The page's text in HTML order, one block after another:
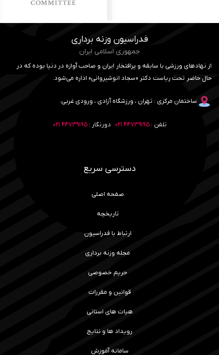
فدراسیون وزنه برداری
جمهوری اسلامی ایران
از نهادهای ورزشی با سابقه و پرافتخار ایران و صاحب آوازه در دنیا بوده که در
حال حاضر تحت ریاست دکتر «سجاد انوشیروانی» اداره می‌شود.
ساختمان مرکزی : تهران ، ورزشگاه آزادی ، ورودی غربی.
تلفن :۴۴۷۳۹۱۹۵ ۰۲۱ دورنگار :۴۴۷۳۹۱۹۵ ۰۲۱
دسترسی سریع
صفحه اصلی
تاریخچه
ارتباط با فدراسیون
مجله وزنه برداری
حریم خصوصی
قوانین و مقررات
هیات های استانی
رویداد ها و نتایج
سامانه آموزش